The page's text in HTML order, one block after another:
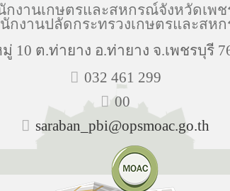
กงานเกษตรและสหกรณ์จังหวัดเพช
กงานปลัดกระทรวงเกษตรและสห
10 ต.ท่ายาง อ.ท่ายาง จ.เพชรบุรี
032 461 299
00
saraban_pbi@opsmoac.go.th